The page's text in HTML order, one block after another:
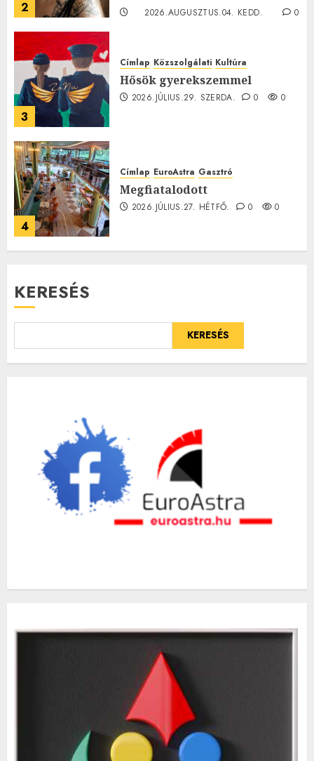
2 2026.AUGUSZTUS.04. KEDD.
0
3
Címlap Közszolgálati Kultúra
Hősök gyerekszemmel
2026.JÚLIUS.29. SZERDA. 0 0
4
Címlap EuroAstra Gasztró
Megfiatalodott
2026.JÚLIUS.27. HÉTFŐ. 0 0
KERESÉS
KERESÉS